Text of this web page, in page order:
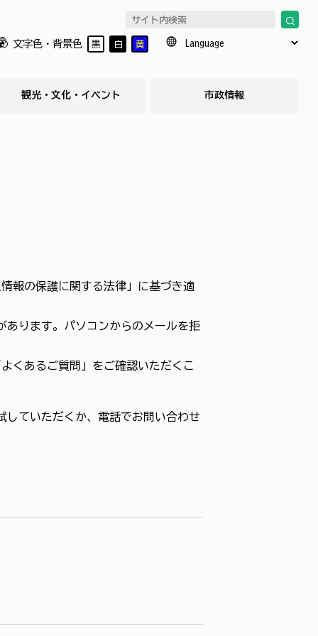
文字色・背景色 黒 白 黄
観光・文化・イベント 市政情報
報の保護に関する法律」に基づき適
あります。パソコンからのメールを拒
くあるご質問」をご確認いただくこ
ていただくか、電話でお問い合わせ